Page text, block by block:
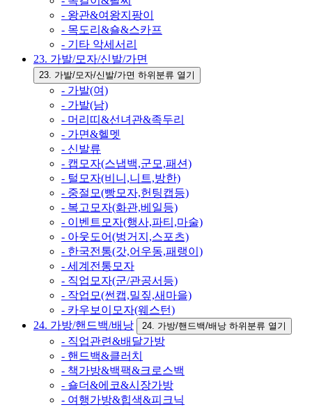
- 왕관&여왕지팡이
- 목도리&숄&스카프
- 기타 악세서리
23. 가발/모자/신발/가면
23. 가발/모자/신발/가면 하위분류 열기
- 가발(여)
- 가발(남)
- 머리띠&선녀관&족두리
- 가면&헬멧
- 신발류
- 캡모자(스냅백,군모,패션)
- 털모자(비니,니트,방한)
- 중절모(빵모자,헌팅캡등)
- 복고모자(화관,베일등)
- 이벤트모자(행사,파티,마술)
- 아웃도어(벙거지,스포츠)
- 한국전통(갓,어우동,패랭이)
- 세계전통모자
- 직업모자(군/관공서등)
- 작업모(썬캡,밀짚,새마을)
- 카우보이모자(웨스턴)
24. 가방/핸드백/배낭
24. 가방/핸드백/배낭 하위분류 열기
- 직업관련&배달가방
- 핸드백&클러치
- 책가방&백팩&크로스백
- 숄더&에코&시장가방
- 여행가방&힙색&피크닉